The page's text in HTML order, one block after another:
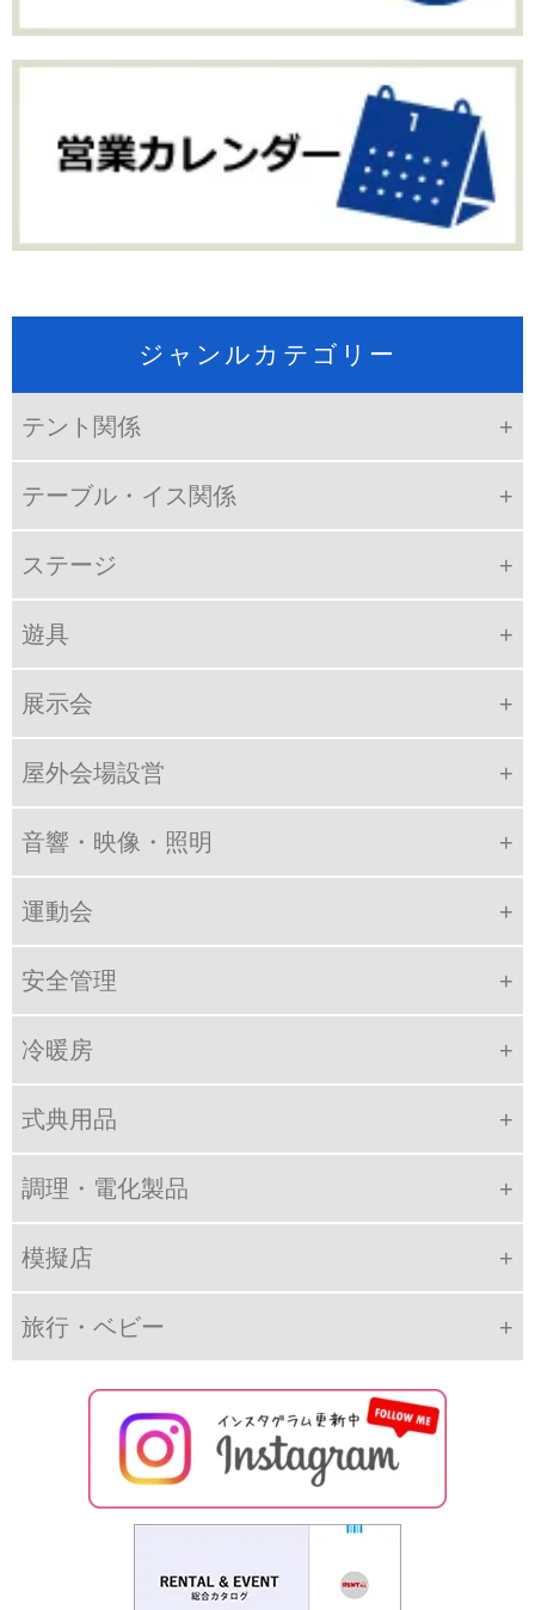
ジャンルカテゴリー
テント関係
テーブル・イス関係
ステージ
遊具
展示会
屋外会場設営
音響・映像・照明
運動会
安全管理
冷暖房
式典用品
調理・電化製品
模擬店
旅行・ベビー